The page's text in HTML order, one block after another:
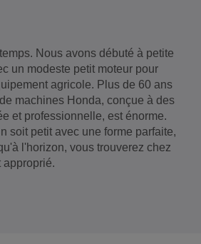
Nous avons débuté à petite
un modeste petit moteur pour
agricole. Plus de 60 ans
machines Honda, conçue à des
et professionnelle, est énorme.
soit petit avec une forme parfaite,
l'horizon, vous trouverez chez
approprié.